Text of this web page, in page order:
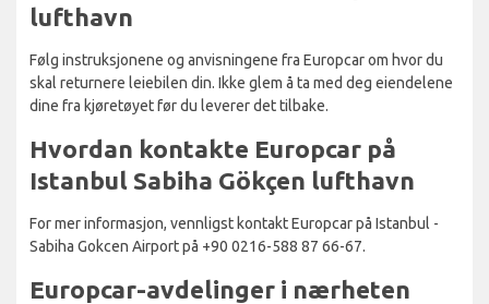
lufthavn
Følg instruksjonene og anvisningene fra Europcar om hvor du
skal returnere leiebilen din. Ikke glem å ta med deg eiendelene
dine fra kjøretøyet før du leverer det tilbake.
Hvordan kontakte Europcar på
Istanbul Sabiha Gökçen lufthavn
For mer informasjon, vennligst kontakt Europcar på Istanbul -
Sabiha Gokcen Airport på +90 0216-588 87 66-67.
Europcar-avdelinger i nærheten